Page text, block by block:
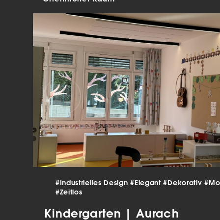
#Industrielles Design#Elegant#Dekorativ
#Zeitlos
Kindergarten | Aurach
die
Hier